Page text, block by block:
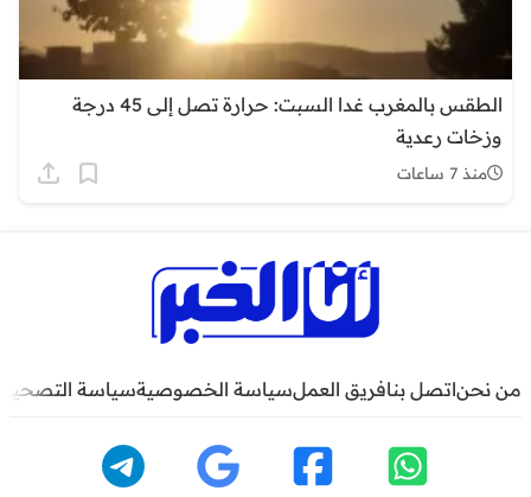
الطقس بالمغرب غدا السبت: حرارة تصل إلى 45 درجة
وزخات رعدية
منذ 7 ساعات
من نحناتصل بنافريق العملسياسة الخصوصيةسياسة التصحيح